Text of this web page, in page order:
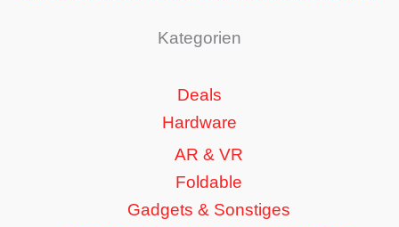
Kategorien
Deals
Hardware
AR & VR
Foldable
Gadgets & Sonstiges